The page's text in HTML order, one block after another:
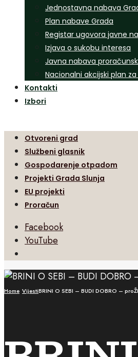
Jednostavna nabava
Plan nabave Grada
Registar ugovora javne
Izjava o sukobu interesa
Javna nabava
Nacionalni akcijski plan
Kontakti
Izbori
Otvoreni grad
Službeni glasnik
Gospodarenje otpadom
Projekti Grada Slunja
EU projekti
Proračun
Facebook
YouTube
Search
Window
Home VijestiBRINI O SEBI – BUDI DOBRO –